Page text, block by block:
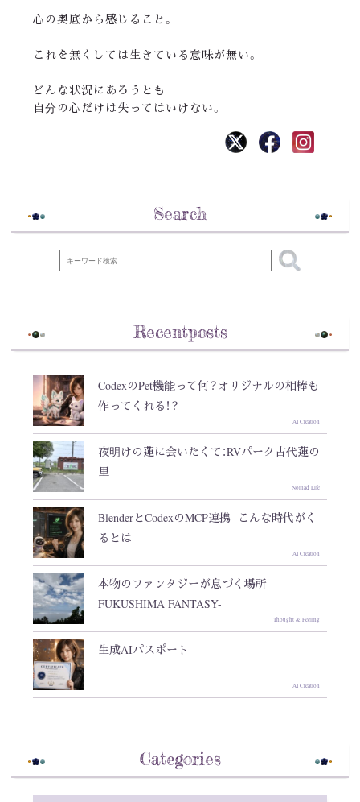
心の奥底から感じること。
これを無くしては生きている意味が無い。
どんな状況にあろうとも
自分の心だけは失ってはいけない。
Search
Recentposts
CodexのPet機能って何？オリジナルの相棒も
作ってくれる！？
AI Creation
夜明けの蓮に会いたくて：RVパーク古代蓮の
里
Nomad Life
BlenderとCodexのMCP連携 -こんな時代がく
るとは-
AI Creation
本物のファンタジーが息づく場所 -
FUKUSHIMA FANTASY-
Thought & Feeling
生成AIパスポート
AI Creation
Categories